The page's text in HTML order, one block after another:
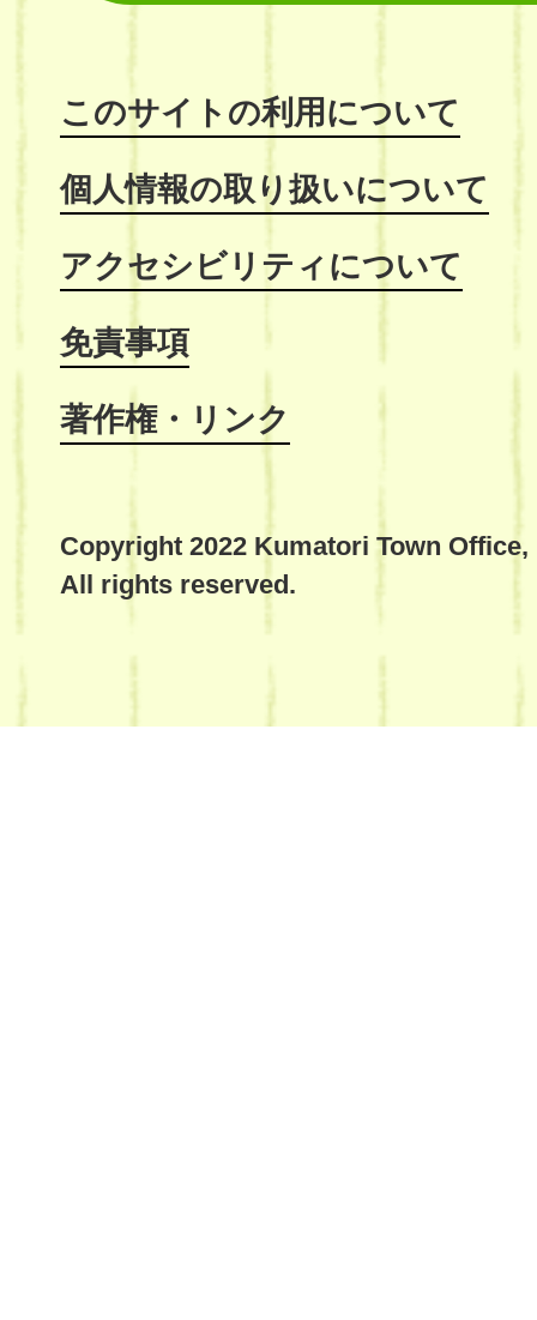
このサイトの利用について
個人情報の取り扱いについて
アクセシビリティについて
免責事項
著作権・リンク
Copyright 2022 Kumatori Town Office,
All rights reserved.